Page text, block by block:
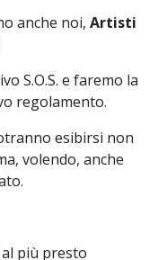
anche noi, Artisti
S.O.S. e faremo la
regolamento.
esibirsi non
volendo, anche
più presto